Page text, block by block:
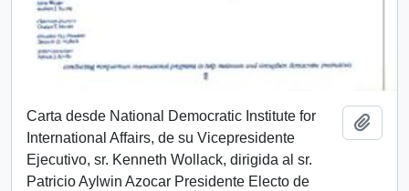
Carta desde National Democratic Institute for
International Affairs, de su Vicepresidente
Ejecutivo, sr. Kenneth Wollack, dirigida al sr.
Patricio Aylwin Azocar Presidente Electo de